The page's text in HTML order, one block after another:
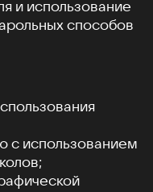
и использование
способов
с использованием